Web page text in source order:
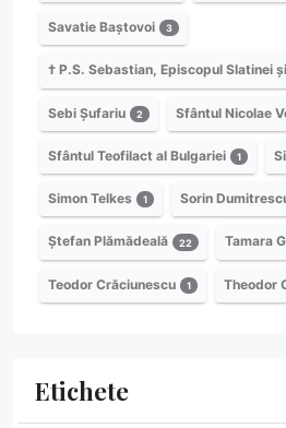
Savatie Baștovoi 3
† P.S. Sebastian, Episcopul Slatinei
Sebi Șufariu 2 Sfântul Nicolae
Sfântul Teofilact al Bulgariei 1
Simon Telkes 1 Sorin
Ștefan Plămădeală 22 Tamara
Teodor Crăciunescu 1 Theodor
Etichete